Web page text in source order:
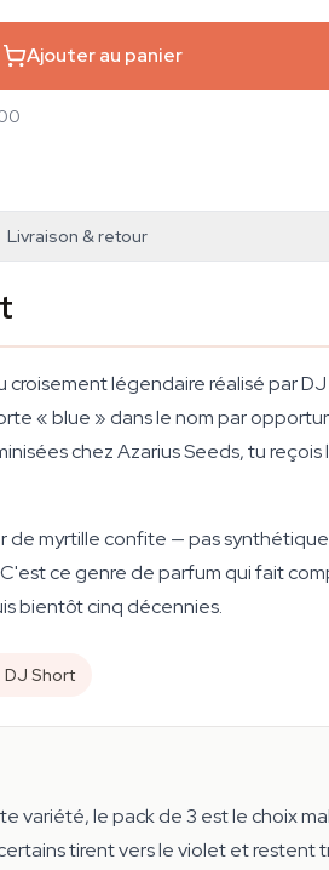
Ajouter au panier
Livraison & retour
légendaire réalisé par
« blue » dans le nom par
chez Azarius Seeds, tu reçois
de myrtille confite — pas
ce genre de parfum qui fait
bientôt cinq décennies.
Short
variété, le pack de 3 est le choix
tirent vers le violet et restent